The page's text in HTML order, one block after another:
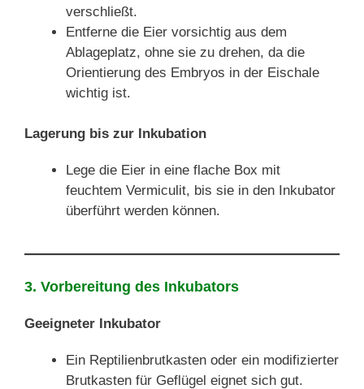
verschließt.
Entferne die Eier vorsichtig aus dem
Ablageplatz, ohne sie zu drehen, da die
Orientierung des Embryos in der Eischale
wichtig ist.
Lagerung bis zur Inkubation
Lege die Eier in eine flache Box mit
feuchtem Vermiculit, bis sie in den Inkubator
überführt werden können.
3. Vorbereitung des Inkubators
Geeigneter Inkubator
Ein Reptilienbrutkasten oder ein modifizierter
Brutkasten für Geflügel eignet sich gut.